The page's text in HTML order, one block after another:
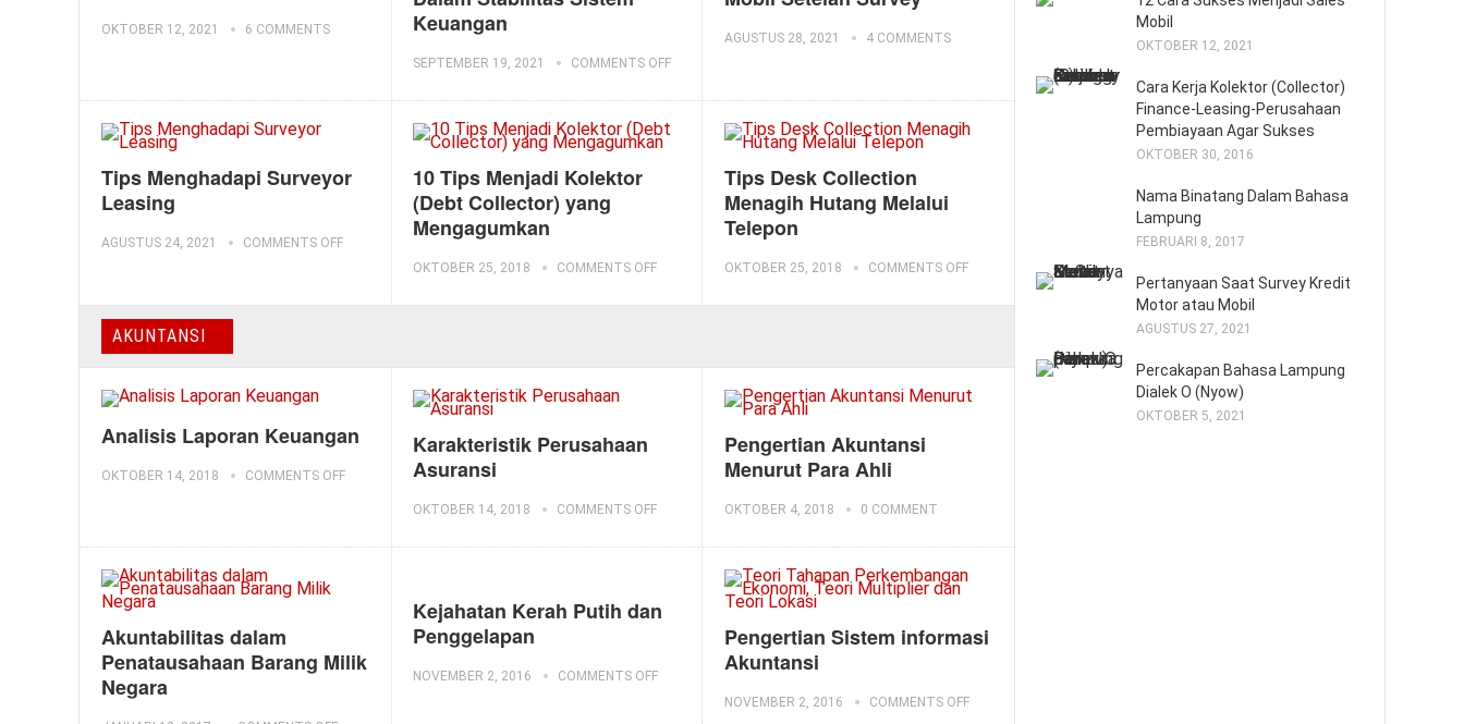
OKTOBER 12, 2021 6 COMMENTS
Keuangan
SEPTEMBER 19, 2021 COMMENTS OFF
AGUSTUS 28, 2021 4 COMMENTS
Tips Menghadapi Surveyor
Leasing
AGUSTUS 24, 2021 COMMENTS OFF
10 Tips Menjadi Kolektor
(Debt Collector) yang
Mengagumkan
OKTOBER 25, 2018 COMMENTS OFF
Tips Desk Collection
Menagih Hutang Melalui
Telepon
OKTOBER 25, 2018 COMMENTS OFF
AKUNTANSI
Analisis Laporan Keuangan
OKTOBER 14, 2018 COMMENTS OFF
Karakteristik Perusahaan
Asuransi
OKTOBER 14, 2018 COMMENTS OFF
Pengertian Akuntansi
Menurut Para Ahli
OKTOBER 4, 2018 0 COMMENT
Akuntabilitas dalam
Penatausahaan Barang Milik
Negara
Kejahatan Kerah Putih dan
Penggelapan
NOVEMBER 2, 2016 COMMENTS OFF
Pengertian Sistem informasi
Akuntansi
NOVEMBER 2, 2016 COMMENTS OFF
Mobil
OKTOBER 12, 2021
Cara Kerja Kolektor (Collector)
Finance-Leasing-Perusahaan
Pembiayaan Agar Sukses
OKTOBER 30, 2016
Nama Binatang Dalam Bahasa
Lampung
FEBRUARI 8, 2017
Pertanyaan Saat Survey Kredit
Motor atau Mobil
AGUSTUS 27, 2021
Percakapan Bahasa Lampung
Dialek O (Nyow)
OKTOBER 5, 2021